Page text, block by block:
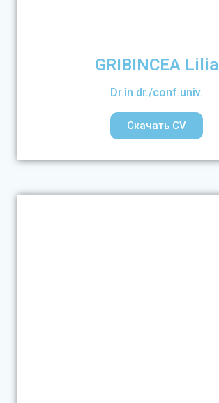
GRIBINCEA Lilia
Dr.în dr./conf.univ.
Скачать CV